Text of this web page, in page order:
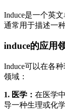
Induce是一个英
通常用于描述一
induce的应用
Induce可以在各
领域：
1. 医学： 在医学
导一种生理或化